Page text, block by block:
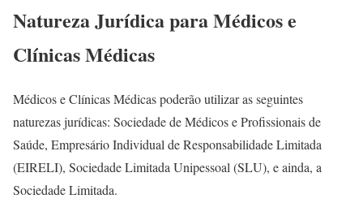
Natureza Jurídica para Médicos e
Clínicas Médicas
Médicos e Clínicas Médicas poderão utilizar as seguintes
naturezas jurídicas: Sociedade de Médicos e Profissionais de
Saúde, Empresário Individual de Responsabilidade Limitada
(EIRELI), Sociedade Limitada Unipessoal (SLU), e ainda, a
Sociedade Limitada.